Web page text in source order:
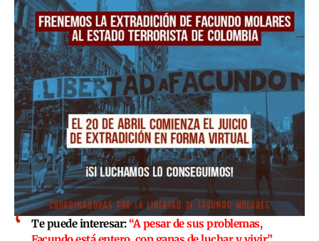
Te puede interesar:“A pesar de sus problemas,